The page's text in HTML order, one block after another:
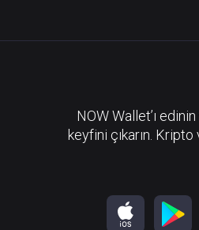
NOW Wallet’ı
keyfini çıkarın.